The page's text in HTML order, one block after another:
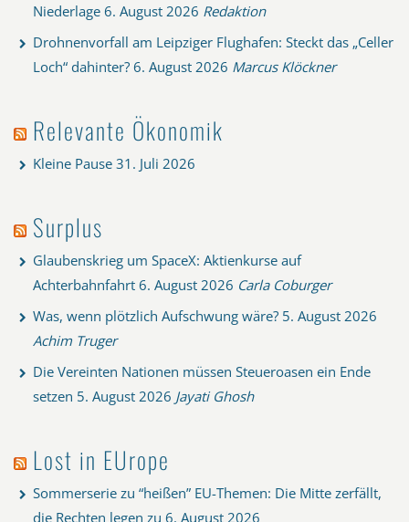
Niederlage 6. August 2026 Redaktion
Drohnenvorfall am Leipziger Flughafen: Steckt das „Celler
Loch“ dahinter? 6. August 2026 Marcus Klöckner
Relevante Ökonomik
Kleine Pause 31. Juli 2026
Surplus
Glaubenskrieg um SpaceX: Aktienkurse auf
Achterbahnfahrt 6. August 2026 Carla Coburger
Was, wenn plötzlich Aufschwung wäre? 5. August 2026
Achim Truger
Die Vereinten Nationen müssen Steueroasen ein Ende
setzen 5. August 2026 Jayati Ghosh
Lost in EUrope
Sommerserie zu “heißen” EU-Themen: Die Mitte zerfällt,
die Rechten legen zu 6. August 2026